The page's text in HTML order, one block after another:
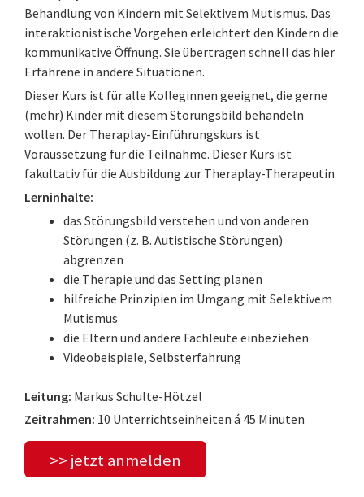
Behandlung von Kindern mit Selektivem Mutismus. Das
interaktionistische Vorgehen erleichtert den Kindern die
kommunikative Öffnung. Sie übertragen schnell das hier
Erfahrene in andere Situationen.
Dieser Kurs ist für alle Kolleginnen geeignet, die gerne
(mehr) Kinder mit diesem Störungsbild behandeln
wollen. Der Theraplay-Einführungskurs ist
Voraussetzung für die Teilnahme. Dieser Kurs ist
fakultativ für die Ausbildung zur Theraplay-Therapeutin.
Lerninhalte:
das Störungsbild verstehen und von anderen
Störungen (z. B. Autistische Störungen)
abgrenzen
die Therapie und das Setting planen
hilfreiche Prinzipien im Umgang mit Selektivem
Mutismus
die Eltern und andere Fachleute einbeziehen
Videobeispiele, Selbsterfahrung
Leitung: Markus Schulte-Hötzel
Zeitrahmen: 10 Unterrichtseinheiten á 45 Minuten
>> jetzt anmelden